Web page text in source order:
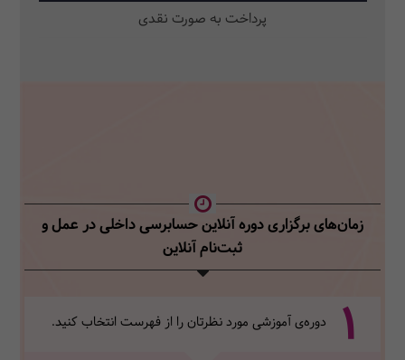
پرداخت به صورت نقدی
زمان‌های برگزاری دوره آنلاین حسابرسی داخلی در عملو
ثبت‌نام آنلاین
1 دوره‌ی آموزشی مورد نظرتان را از فهرست انتخاب کنید.